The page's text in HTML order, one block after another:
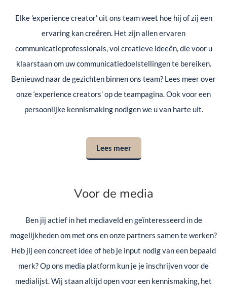
Elke 'experience creator' uit ons team weet hoe hij of zij een
ervaring kan creëren. Het zijn allen ervaren
communicatieprofessionals, vol creatieve ideeën, die voor u
klaarstaan om uw communicatiedoelstellingen te bereiken.
Benieuwd naar de gezichten binnen ons team? Lees meer over
onze ‘experience creators’ op de teampagina. Ook voor een
persoonlijke kennismaking nodigen we u van harte uit.
Lees meer
Voor de media
Ben jij actief in het mediaveld en geïnteresseerd in de
mogelijkheden om met ons en onze partners samen te werken?
Heb jij een concreet idee of heb je input nodig van een bepaald
merk? Op ons media platform kun je je inschrijven voor de
medialijst. Wij staan altijd open voor een kennismaking, het